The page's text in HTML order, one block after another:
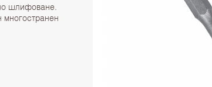
шлифоване.
многостранен